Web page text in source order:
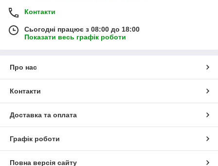
Контакти
Сьогодні працює з 08:00 до 18:00
Показати весь графік роботи
Про нас
Контакти
Доставка та оплата
Графік роботи
Повна версія сайту